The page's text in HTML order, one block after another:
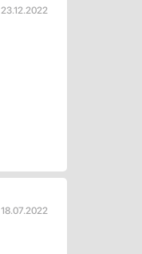
23.12.2022
18.07.2022